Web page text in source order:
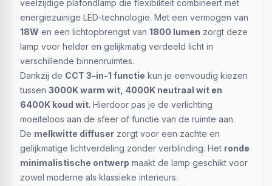
veelzijdige plafondlamp die flexibiliteit combineert met
energiezuinige LED-technologie. Met een vermogen van
18W en een lichtopbrengst van 1800 lumen zorgt deze
lamp voor helder en gelijkmatig verdeeld licht in
verschillende binnenruimtes.
Dankzij de CCT 3-in-1 functie kun je eenvoudig kiezen
tussen 3000K warm wit, 4000K neutraal wit en
6400K koud wit. Hierdoor pas je de verlichting
moeiteloos aan de sfeer of functie van de ruimte aan.
De melkwitte diffuser zorgt voor een zachte en
gelijkmatige lichtverdeling zonder verblinding. Het ronde
minimalistische ontwerp maakt de lamp geschikt voor
zowel moderne als klassieke interieurs.